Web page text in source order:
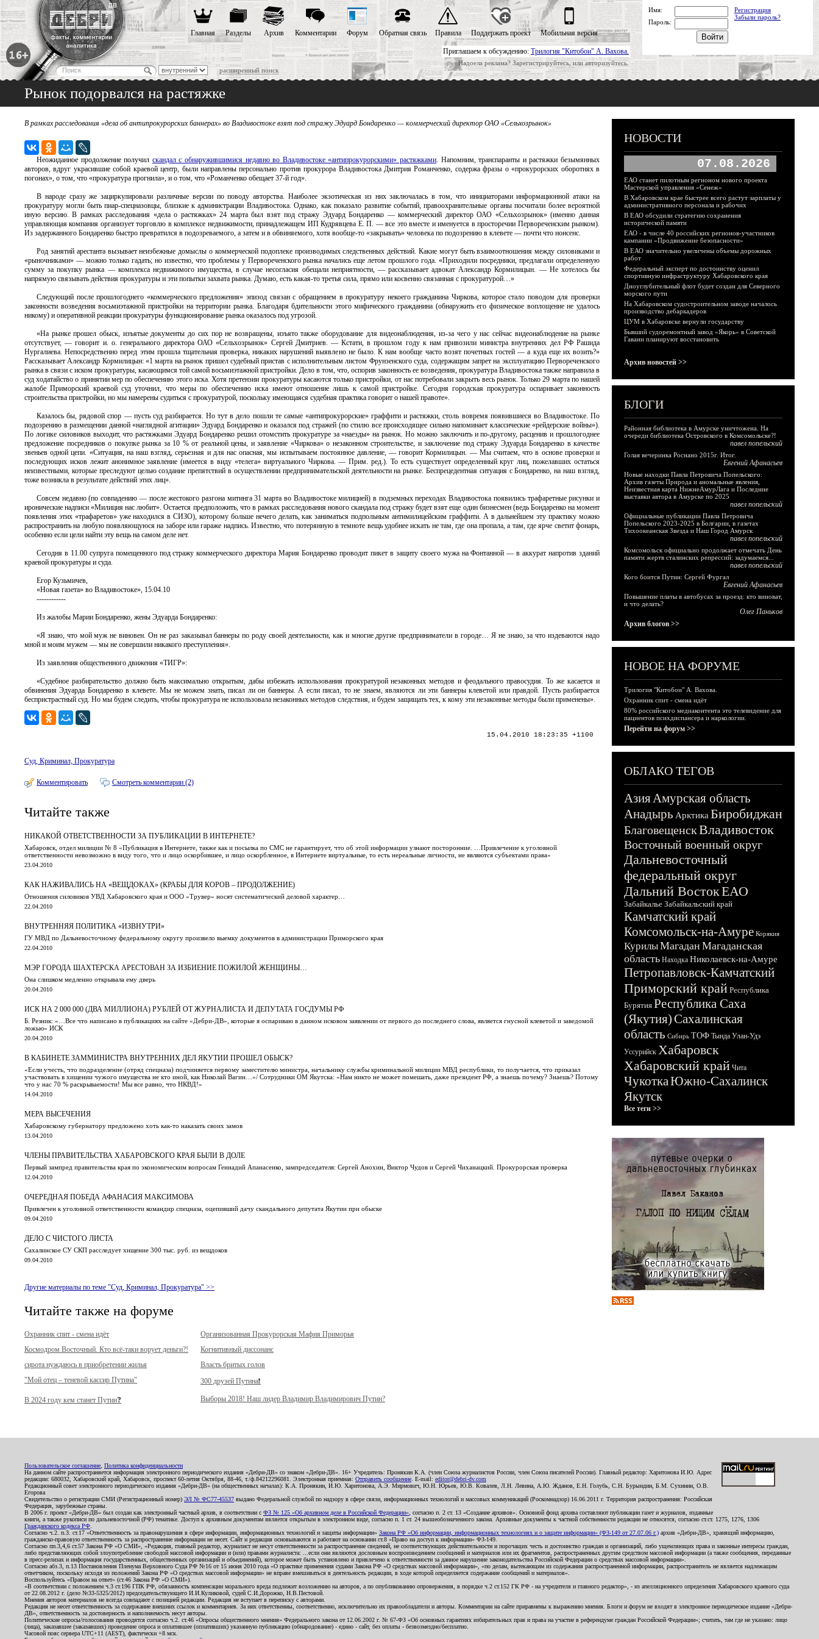
Приглашаем к обсуждению: Трилогия "Китобои" А. Вахова.
Надоела реклама? Зарегистрируйтесь, или авторизуйтесь.
расширенный поиск
Главная Разделы Архив Комментарии Форум Обратная связь Правила Поддержать проект Мобильная версия
Имя:
Регистрация
Забыли пароль?
Пароль:
Рынок подорвался на растяжке
В рамках расследования «дела об антипрокурорских баннерах» во Владивостоке взят под стражу Эдуард Бондаренко — коммерческий директор ОАО «Сельхозрынок»
Неожиданное продолжение получил скандал с обнаружившимися недавно во Владивостоке «антипрокурорскими» растяжками. Напомним, транспаранты и растяжки безымянных
авторов, вдруг украсившие собой краевой центр, были направлены персонально против прокурора Владивостока Дмитрия Романченко, содержа фразы о «прокурорских оборотнях в
погонах», о том, что «прокуратура прогнила», и о том, что «Романченко обещает 37-й год».
В народе сразу же зациркулировали различные версии по поводу авторства. Наиболее экзотическая из них заключалась в том, что инициаторами информационной атаки на
прокуратуру могли быть пиар-спецназовцы, близкие к администрации Владивостока. Однако, как показало развитие событий, правоохранительные органы посчитали более вероятной
иную версию. В рамках расследования «дела о растяжках» 24 марта был взят под стражу Эдуард Бондаренко — коммерческий директор ОАО «Сельхозрынок» (именно данная
управляющая компания организует торговлю в комплексе недвижимости, принадлежащем ИП Кудрявцева Е. П. — все это вместе и именуется в просторечии Первореченским рынком).
Из задержанного Бондаренко быстро превратился в подозреваемого, а затем и в обвиняемого, хотя вообще-то «закрывать» человека по подозрению в клевете — почти что нонсенс.
Род занятий арестанта вызывает неизбежные домыслы о коммерческой подоплеке производимых следственных действий. Какие могут быть взаимоотношения между силовиками и
«рыночниками» — можно только гадать; но известно, что проблемы у Первореченского рынка начались еще летом прошлого года. «Приходили посредники, предлагали определенную
сумму за покупку рынка — комплекса недвижимого имущества, в случае несогласия обещали неприятности, — рассказывает адвокат Александр Кормилицын. — Не хотелось бы
напрямую связывать действия прокуратуры и эти попытки захвата рынка. Думаю, есть какая-то третья сила, прямо или косвенно связанная с прокуратурой…»
Следующий после прошлогоднего «коммерческого предложения» эпизод связан с обращением в прокуратуру некоего гражданина Чиркова, которое стало поводом для проверки
законности возведения восьмиэтажной пристройки на территории рынка. Благодаря бдительности этого мифического гражданина (обнаружить его физическое воплощение не удалось
никому) и оперативной реакции прокуратуры функционирование рынка оказалось под угрозой.
«На рынке прошел обыск, изъятые документы до сих пор не возвращены, изъято также оборудование для видеонаблюдения, из-за чего у нас сейчас видеонаблюдение на рынке
отсутствует, — говорит и. о. генерального директора ОАО «Сельхозрынок» Сергей Дмитриев. — Кстати, в прошлом году к нам привозили министра внутренних дел РФ Рашида
Нургалиева. Непосредственно перед этим прошла тщательная проверка, никаких нарушений выявлено не было. К нам вообще часто возят почетных гостей — а куда еще их возить?»
Рассказывает Александр Кормилицын: «1 марта на рынок пришел судебный пристав с исполнительным листом Фрунзенского суда, содержащим запрет на эксплуатацию Первореченского
рынка в связи с иском прокуратуры, касающимся той самой восьмиэтажной пристройки. Дело в том, что, оспорив законность ее возведения, прокуратура Владивостока также направила в
суд ходатайство о принятии мер по обеспечению этого иска. Хотя претензии прокуратуры касаются только пристройки, от нас потребовали закрыть весь рынок. Только 29 марта по нашей
жалобе Приморский краевой суд уточнил, что меры по обеспечению иска имеют отношение лишь к самой пристройке. Сегодня городская прокуратура оспаривает законность
строительства пристройки, но мы намерены судиться с прокуратурой, поскольку имеющаяся судебная практика говорит о нашей правоте».
Казалось бы, рядовой спор — пусть суд разбирается. Но тут в дело пошли те самые «антипрокурорские» граффити и растяжки, столь вовремя появившиеся во Владивостоке. По
подозрению в размещении данной «наглядной агитации» Эдуард Бондаренко и оказался под стражей (по стилю все происходящее сильно напоминает классические «рейдерские войны»).
По логике силовиков выходит, что растяжками Эдуард Бондаренко решил отомстить прокуратуре за «наезды» на рынок. Но можно заключить и по-другому, расценив и прошлогоднее
предложение посредников о покупке рынка за 10 % от реальной цены, и заявление «Чиркова» о незаконном строительстве, и заключение под стражу Эдуарда Бондаренко в качестве
звеньев одной цепи. «Ситуация, на наш взгляд, серьезная и для нас опасная, мы испытываем постоянное давление, — говорит Кормилицын. — Мы считаем, что в основе проверки и
последующих исков лежит анонимное заявление (имеется в виду «телега» виртуального Чиркова. — Прим. ред.). То есть существует определенный круг лиц, пожелавших остаться
неизвестными, которые преследуют целью создание препятствий в осуществлении предпринимательской деятельности на рынке. Беспрецедентная ситуация с Бондаренко, на наш взгляд,
тоже возникла в результате действий этих лиц».
Совсем недавно (по совпадению — после жестокого разгона митинга 31 марта во Владивостоке милицией) в подземных переходах Владивостока появились трафаретные рисунки и
иронические надписи «Милиция нас любит». Остается предположить, что в рамках расследования нового скандала под стражу будет взят еще один бизнесмен (ведь Бондаренко на момент
появления этих «трафаретов» уже находился в СИЗО), которому больше нечего делать, как заниматься подпольным антимилицейским граффити. А в дальнейшем эту практику можно
распространить на любую появляющуюся на заборе или гараже надпись. Известно, что потерянную в темноте вещь удобнее искать не там, где она пропала, а там, где ярче светит фонарь,
особенно если цели найти эту вещь на самом деле нет.
Сегодня в 11.00 супруга помещенного под стражу коммерческого директора Мария Бондаренко проводит пикет в защиту своего мужа на Фонтанной — в аккурат напротив зданий
краевой прокуратуры и суда.
Егор Кузьмичев,
«Новая газета» во Владивостоке», 15.04.10
------------
Из жалобы Марии Бондаренко, жены Эдуарда Бондаренко:
«Я знаю, что мой муж не виновен. Он не раз заказывал баннеры по роду своей деятельности, как и многие другие предприниматели в городе… Я не знаю, за что издеваются надо
мной и моим мужем — мы не совершили никакого преступления».
Из заявления общественного движения «ТИГР»:
«Судебное разбирательство должно быть максимально открытым, дабы избежать использования прокуратурой незаконных методов и феодального правосудия. То же касается и
обвинения Эдуарда Бондаренко в клевете. Мы не можем знать, писал ли он баннеры. А если писал, то не знаем, являются ли эти баннеры клеветой или правдой. Пусть разбирается
беспристрастный суд. Но мы будем следить, чтобы прокуратура не использовала незаконных методов следствия, и будем защищать тех, к кому эти незаконные методы были применены».
15.04.2010 18:23:35 +1100
Суд, Криминал, Прокуратура
Комментировать Смотреть комментарии (2)
Читайте также
НИКАКОЙ ОТВЕТСТВЕННОСТИ ЗА ПУБЛИКАЦИИ В ИНТЕРНЕТЕ?
Хабаровск, отдел милиции № 8 «Публикация в Интернете, также как и посылка по СМС не гарантирует, что об этой информации узнают посторонние. …Привлечение к уголовной
ответственности невозможно в виду того, что и лицо оскорбившее, и лицо оскорбленное, в Интернете виртуальные, то есть нереальные личности, не являются субъектами права»
23.04.2010
КАК НАЖИВАЛИСЬ НА «ВЕЩДОКАХ» (КРАБЫ ДЛЯ КОРОВ – ПРОДОЛЖЕНИЕ)
Отношения силовиков УВД Хабаровского края и ООО «Трувер» носят систематический деловой характер…
22.04.2010
ВНУТРЕННЯЯ ПОЛИТИКА «ИЗВНУТРИ»
ГУ МВД по Дальневосточному федеральному округу произвело выемку документов в администрации Приморского края
22.04.2010
МЭР ГОРОДА ШАХТЕРСКА АРЕСТОВАН ЗА ИЗБИЕНИЕ ПОЖИЛОЙ ЖЕНЩИНЫ…
Она слишком медленно открывала ему дверь
20.04.2010
ИСК НА 2 000 000 (ДВА МИЛЛИОНА) РУБЛЕЙ ОТ ЖУРНАЛИСТА И ДЕПУТАТА ГОСДУМЫ РФ
Б. Резник: «…Все что написано в публикациях на сайте «Дебри-ДВ», которые я оспариваю в данном исковом заявлении от первого до последнего слова, является гнусной клеветой и заведомой
ложью» ИСК
20.04.2010
В КАБИНЕТЕ ЗАММИНИСТРА ВНУТРЕННИХ ДЕЛ ЯКУТИИ ПРОШЕЛ ОБЫСК?
«Если учесть, что подразделение (отряд спецназа) подчиняется первому заместителю министра, начальнику службы криминальной милиции МВД республики, то получается, что приказал
участвовать в хищении чужого имущества не кто иной, как Николай Вагин…»/ Сотрудники ОМ Якутска: «Нам никто не может помешать, даже президент РФ, а знаешь почему? Знаешь? Потому
что у нас 70 % раскрываемости! Мы все равно, что НКВД!»
14.04.2010
МЕРА ВЫСЕЧЕНИЯ
Хабаровскому губернатору предложено хоть как-то наказать своих замов
13.04.2010
ЧЛЕНЫ ПРАВИТЕЛЬСТВА ХАБАРОВСКОГО КРАЯ БЫЛИ В ДОЛЕ
Первый зампред правительства края по экономическим вопросам Геннадий Апанасенко, зампредседателя: Сергей Анохин, Виктор Чудов и Сергей Чиханацкий. Прокурорская проверка
12.04.2010
ОЧЕРЕДНАЯ ПОБЕДА АФАНАСИЯ МАКСИМОВА
Привлечен к уголовной ответственности командир спецназа, оцепивший дачу скандального депутата Якутии при обыске
09.04.2010
ДЕЛО С ЧИСТОГО ЛИСТА
Сахалинское СУ СКП расследует хищение 300 тыс. руб. из вещдоков
09.04.2010
Другие материалы по теме "Суд, Криминал, Прокуратура" >>
Читайте также на форуме
Охранник спит - смена идёт
Организованная Прокурорская Мафия Приморья
Космодром Восточный. Кто всё-таки ворует деньги?!
Когнитивный диссонанс
сирота нуждаюсь в приобретении жилья
Власть бритых голов
"Мой отец – теневой кассир Путина"
300 друзей Путина❗️
В 2024 году кем станет Путин❓ Выборы 2018! Наш лидер Владимир Владимирович Путин?
НОВОСТИ
07.08.2026
ЕАО станет пилотным регионом нового проекта
Мастерской управления «Сенеж»
В Хабаровском крае быстрее всего растут зарплаты у
административного персонала и рабочих
В ЕАО обсудили стратегию сохранения
исторической памяти
ЕАО - в числе 40 российских регионов-участников
кампании «Продвижение безопасности»
В ЕАО значительно увеличены объемы дорожных
работ
Федеральный эксперт по достоинству оценил
спортивную инфраструктуру Хабаровского края
Дноуглубительный флот будет создан для Северного
морского пути
На Хабаровском судостроительном заводе началось
производство дебаркадеров
ЦУМ в Хабаровске вернули государству
Бывший судоремонтный завод «Якорь» в Советской
Гавани планируют восстановить
Архив новостей >>
БЛОГИ
Районная библиотека в Амурске уничтожена. На
очереди библиотека Островского в Комсомольске?!
павел попельский
Голая вечеринка Роснано 2015г. Итог.
Евгений Афанасьев
Новые находки Павла Петровича Попельского:
Архив газеты Природа и аномальные явления,
Неизвестная карта НижнеАмурЛага и Последние
выставки автора в Амурске по 2025
павел попельский
Официальные публикации Павла Петровича
Попельского 2023-2025 в Болгарии, в газетах
Тихоокеанская Звезда и Наш Город Амурск
павел попельский
Комсомольск официально продолжает отмечать День
памяти жертв сталинских репрессий: задумаемся...
павел попельский
Кого боится Путин: Сергей Фургал
Евгений Афанасьев
Повышение платы в автобусах за проезд: кто виноват,
и что делать?
Олег Паньков
Архив блогов >>
НОВОЕ НА ФОРУМЕ
Трилогия "Китобои" А. Вахова.
Охранник спит - смена идёт
80% российского медиаконтента это телевидение для
пациентов психдиспансера и наркологии.
Перейти на форум >>
ОБЛАКО ТЕГОВ
АзияАмурская область
Анадырь Арктика Биробиджан
БлаговещенскВладивосток
Восточный военный округ
Дальневосточный
федеральный округ
Дальний ВостокЕАО
Забайкалье Забайкальский край
Камчатский край
Комсомольск-на-Амуре Корякия
КурилыМагадан Магаданская
область Находка Николаевск-на-Амуре
Петропавловск-Камчатский
Приморский край Республика
Бурятия Республика Саха
(Якутия)Сахалинская
область Сибирь ТОФ Тында Улан-Удэ
Уссурийск Хабаровск
Хабаровский край Чита
ЧукоткаЮжно-Сахалинск
Якутск
Все теги >>
Пользовательское соглашение Политика конфиденциальности
На данном сайте распространяется информация электронного периодического издания «Дебри-ДВ» со знаком «Дебри-ДВ». 16+ Учредитель: Пронякин К.А. (член Союза журналистов России, член Союза писателей России). Главный редактор: Харитонова И.Ю. Адрес
редакции: 680032, Хабаровский край, Хабаровск, проспект 60-летия Октября, 88-46, т./ф.84212296081. Электронная приемная: Отправить сообщение . E-mail: editor@debri-dv.com
Редакционный совет электронного периодического издания «Дебри-ДВ» (на общественных началах): К.А. Пронякин, И.Ю. Харитонова, А.Э. Мирмович, Ю.Н. Юрьев, Ю.В. Ковалев, Л.Н. Левина, А.Ю. Жданов, Е.Н. Голубь, С.Н. Бурындин, Б.М. Сухинин, О.В.
Егорова
Свидетельство о регистрации СМИ (Регистрационный номер) ЭЛ № ФС77-45537 выдано Федеральной службой по надзору в сфере связи, информационных технологий и массовых коммуникаций (Роскомнадзор) 16.06.2011 г. Территория распространения: Российская
Федерация, зарубежные страны.
В 2006 г. проект «Дебри-ДВ» был создан как электронный частный архив, в соответствии с ФЗ № 125 «Об архивном деле в Российской Федерации» , согласно п. 2 ст. 13 «Создание архивов». Основной фонд архива составляют публикации газет и журналов, изданные
книги, а также рукописи по дальневосточной (РФ) тематике. Доступ к архивным документам является открытым в электронном виде, согласно п. 1 ст. 24 вышеобозначенного закона. Архивные документы к частной собственности редакции не относятся, согласно ст.ст. 1275, 1276, 1306
Гражданского кодекса РФ
Согласно ч.2. п.3. ст.17 «Ответственность за правонарушения в сфере информации, информационных технологий и защиты информации» Закона РФ «Об информации, информационных технологиях и о защите информации» (ФЗ-149 от 27.07.06 г.) архив «Дебри-ДВ», хранящий информацию,
гражданско-правовую ответственность за распространение информации не несет. Сайт и редакция основываются и работают на основании ст.8 «Право на доступ к информации» ФЗ-149.
Согласно пп.3,4,6 ст.57 Закона РФ «О СМИ», «Редакция, главный редактор, журналист не несут ответственности за распространение сведений, не соответствующих действительности и порочащих честь и достоинство граждан и организаций, либо ущемляющих права и законные интересы граждан,
либо представляющих собой злоупотребление свободой массовой информации и (или) правами журналиста: ...если они являются дословным воспроизведением сообщений и материалов или их фрагментов, распространенных другим средством массовой информации (а также сообщения, переданные
в пресс-релизах и информация государственных, общественных организаций и объединений), которое может быть установлено и привлечено к ответственности за данное нарушение законодательства Российской Федерации о средствах массовой информации».
Согласно абз.3, п.13 Постановления Пленума Верховного Суда РФ №16 от 15 июня 2010 года «О практике применения судами Закона РФ «О средствах массовой информации», «по делам, вытекающим из содержания распространенной информации, распространитель не является надлежащим
ответчиком, поскольку исходя из положений Закона РФ «О средствах массовой информации» не вправе вмешиваться в деятельность редакции, в ходе которой определяется содержание сообщений и материалов».
Воспользуйтесь «Правом на ответ» (ст.46 Закона РФ «О СМИ»).
«В соответствии с положением ч.3 ст.196 ГПК РФ, обязанность компенсации морального вреда подлежит возложению на авторов, а по опубликованию опровержения, в порядке ч.2 ст.152 ГК РФ - на учредителя и главного редактор», - из апелляционного определения Хабаровского краевого суда
от 22.08.2012 г. (дело №33-5325/2012) председательствующего И.И.Куликовой, судей С.И.Дорожко, Н.В.Пестовой.
Мнения авторов материалов не всегда совпадают с позицией редакции. Редакция не вступает в переписку с авторами.
Редакция не несет ответственность за содержание внешних ссылок и комментариев. За них ответственны, соответственно, исключительно их правообладатели и авторы. Комментарии на сайте приравнены к выражению мнения. Блоги и форум не входят в электронное периодическое издание «Дебри-
ДВ», ответственность за достоверность и наполняемость несут авторы.
Политические опросы/голосования проводятся согласно ч.2. ст.46 «Опросы общественного мнения» Федерального закона от 12.06.2002 г. № 67-ФЗ «Об основных гарантиях избирательных прав и права на участие в референдуме граждан Российской Федерации»; считать, там где не указано: лицо
(лица), заказавшее (заказавших) проведение опроса и оплатившее (оплативших) указанную публикацию (обнародование) - едино - сайт, без оплаты - безвозмездно/бесплатно.
Часовой пояс сервера UTC+11 (AEST), фактически +8 мск.